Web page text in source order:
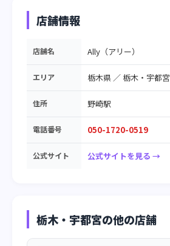
店舗情報
店舗名 Ally（アリー）
エリア 栃木県 ／ 栃木・宇都宮
住所 野崎駅
電話番号 050-1720-0519
公式サイト 公式サイトを見る →
栃木・宇都宮の他の店舗